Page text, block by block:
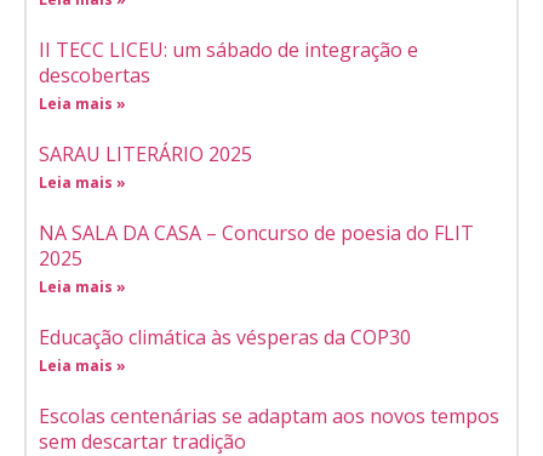
II TECC LICEU: um sábado de integração e
descobertas
Leia mais »
SARAU LITERÁRIO 2025
Leia mais »
NA SALA DA CASA – Concurso de poesia do FLIT
2025
Leia mais »
Educação climática às vésperas da COP30
Leia mais »
Escolas centenárias se adaptam aos novos tempos
sem descartar tradição